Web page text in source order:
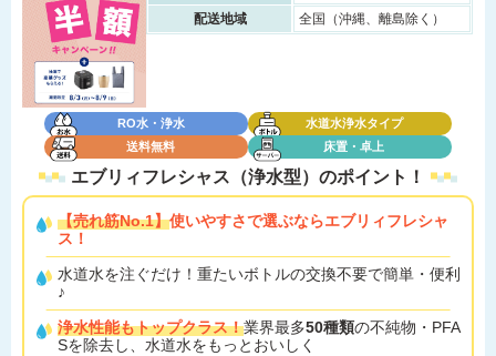
RO水・浄水
水道水浄水タイプ
送料無料
床置・卓上
配送地域
全国（沖縄、離島除く）
エブリィフレシャス（浄水型）のポイント！
【売れ筋No.1】使いやすさで選ぶならエブリィフレシャ
ス！
水道水を注ぐだけ！重たいボトルの交換不要で簡単・便利
♪
浄水性能もトップクラス！業界最多50種類の不純物・PFA
Sを除去し、水道水をもっとおいしく